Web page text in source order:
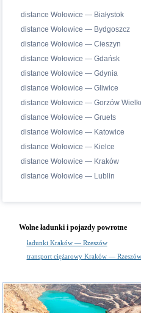
distance Wołowice — Białystok
distance Wołowice — Bydgoszcz
distance Wołowice — Cieszyn
distance Wołowice — Gdańsk
distance Wołowice — Gdynia
distance Wołowice — Gliwice
distance Wołowice — Gorzów
distance Wołowice — Gruets
distance Wołowice — Katowice
distance Wołowice — Kielce
distance Wołowice — Kraków
distance Wołowice — Lublin
Wolne ładunki i pojazdy powrotne
ładunki Kraków — Rzeszów
transport ciężarowy Kraków — Rzeszów